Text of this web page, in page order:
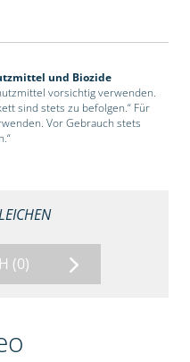
und Biozide
vorsichtig verwenden.
sind stets zu befolgen.“ Für
Vor Gebrauch stets
(0)